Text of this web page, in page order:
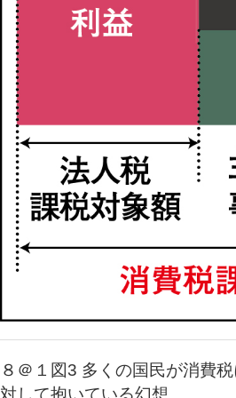
８＠１図3 多くの国民が消費
対して抱いている幻想